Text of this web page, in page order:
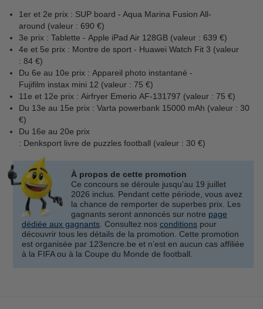
1er et 2e prix : SUP board - Aqua Marina Fusion All-
around (valeur : 690 €)
3e prix : Tablette - Apple iPad Air 128GB (valeur : 639 €)
4e et 5e prix : Montre de sport - Huawei Watch Fit 3 (valeur
: 84 €)
Du 6e au 10e prix : Appareil photo instantané -
Fujifilm instax mini 12 (valeur : 75 €)
11e et 12e prix : Airfryer Emerio AF-131797 (valeur : 75 €)
Du 13e au 15e prix : Varta powerbank 15000 mAh (valeur : 30
€)
Du 16e au 20e prix
: Denksport livre de puzzles football (valeur : 30 €)
À propos de cette promotion
Ce concours se déroule jusqu’au 19 juillet
2026 inclus. Pendant cette période, vous avez
la chance de remporter de superbes prix. Les
gagnants seront annoncés sur notre page
dédiée aux gagnants . Consultez nos conditions pour
découvrir tous les détails de la promotion. Cette promotion
est organisée par 123encre.be et n’est en aucun cas affiliée
à la FIFA ou à la Coupe du Monde de football.